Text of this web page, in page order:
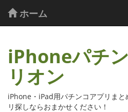
ホーム
iPhoneパチ
リオン
iPhone・iPad用パチンコアプリま
リ探しならおまかせください！